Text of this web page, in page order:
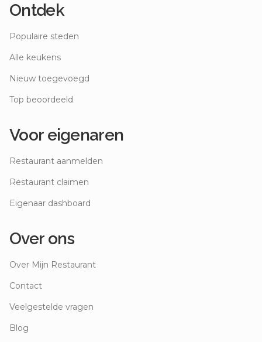
Ontdek
Populaire steden
Alle keukens
Nieuw toegevoegd
Top beoordeeld
Voor eigenaren
Restaurant aanmelden
Restaurant claimen
Eigenaar dashboard
Over ons
Over Mijn Restaurant
Contact
Veelgestelde vragen
Blog